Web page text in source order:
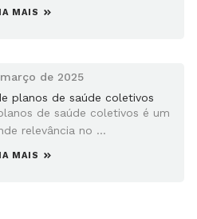
MAIS
de 2025
planos de saúde coletivos
de saúde coletivos é um
relevância no ...
MAIS